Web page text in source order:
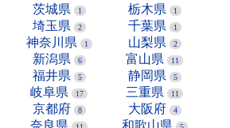
茨城県 1 栃木県 1
埼玉県 2 千葉県 1
神奈川県 1 山梨県 2
新潟県 6 富山県 11
福井県 5 静岡県 5
岐阜県 17 三重県 11
京都府 8 大阪府 4
奈良県 和歌山県